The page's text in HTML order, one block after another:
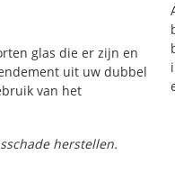
glas die er zijn en
uit uw dubbel
van het
herstellen.